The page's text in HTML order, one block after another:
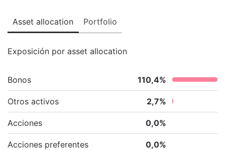
Asset allocation Portfolio
Exposición por asset allocation
Bonos 110,4%
Otros activos 2,7%
Acciones 0,0%
Acciones preferentes 0,0%